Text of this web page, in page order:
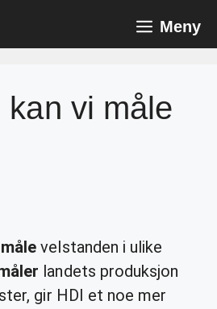
Meny
kan vi måle
måle velstanden i ulike
landets produksjon
gir HDI et noe mer